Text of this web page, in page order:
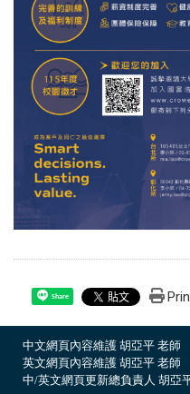
Share
中文網頁內容維護 胡亞平 老師
英文網頁內容維護 胡亞平 老師
中/英文網頁更新總負責人 胡亞